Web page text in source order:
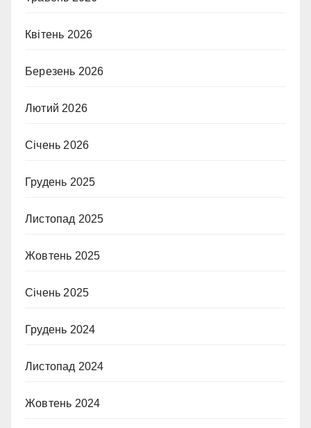
Квітень 2026
Березень 2026
Лютий 2026
Січень 2026
Грудень 2025
Листопад 2025
Жовтень 2025
Січень 2025
Грудень 2024
Листопад 2024
Жовтень 2024